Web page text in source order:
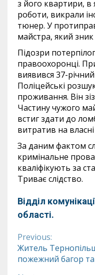
з його квартири, в
роботи, викрали
тюнер. У
майстра, який
Підозри
правоохоронці.
виявився 37-
Поліцейські
проживання. Він
Частину чужого
встиг здати до
витратив на
За даним фактом
кримінальне
кваліфікують за
Триває слідство.
Відділ
області.
Continue
Reading
Previous:
Житель
пожежний багор